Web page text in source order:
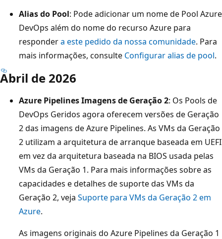
Alias do Pool: Pode adicionar um nome de Pool Azure
DevOps além do nome do recurso Azure para
respondera este pedido da nossa comunidade. Para
mais informações, consulte Configurar alias de pool.
Abril de 2026
Azure Pipelines Imagens de Geração 2: Os Pools de
DevOps Geridos agora oferecem versões de Geração
2 das imagens de Azure Pipelines. As VMs da Geração
2 utilizam a arquitetura de arranque baseada em UEFI
em vez da arquitetura baseada na BIOS usada pelas
VMs da Geração 1. Para mais informações sobre as
capacidades e detalhes de suporte das VMs da
Geração 2, veja Suporte para VMs da Geração 2 em
Azure.
As imagens originais do Azure Pipelines da Geração 1